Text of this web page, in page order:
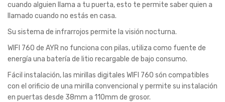
cuando alguien llama a tu puerta, esto te permite saber quien a
llamado cuando no estás en casa.
Su sistema de infrarrojos permite la visión nocturna.
WIFI 760 de AYR no funciona con pilas, utiliza como fuente de
energía una batería de litio recargable de bajo consumo.
Fácil instalación, las mirillas digitales WIFI 760 són compatibles
con el orificio de una mirilla convencional y permite su instalación
en puertas desde 38mm a 110mm de grosor.